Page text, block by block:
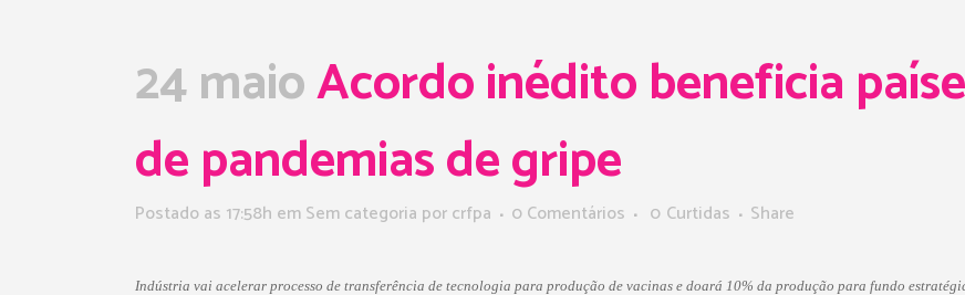
24 maioAcordo inédito beneficia
de pandemias de gripe
Postado as 17:58h em Sem categoria porcrfpa 0 Comentários 0 Curtidas Share
Indústria vai acelerar processo de transferência de tecnologia para produção de vacinas e doará 10% da produção para fundo